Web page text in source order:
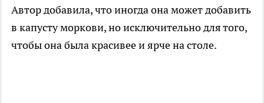
Автор добавила, что иногда она может добавить
в капусту моркови, но исключительно для того,
чтобы она была красивее и ярче на столе.